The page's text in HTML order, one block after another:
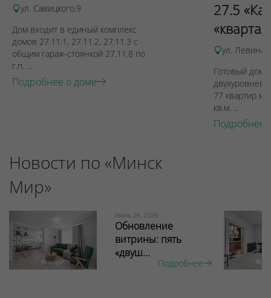
ул. Савицкого,9
Дом входит в единый комплекс
домов 27.11.1, 27.11.2, 27.11.3 с
общим гараж-стоянкой 27.11.8 по
г.п. ...
Подробнее о доме
27.5
ул. Левина,
Готовый дом
77 квартир
кв.м. ...
Подробнее
Новости по «Минск
Мир»
Июнь 26, 2026
Обновление
витрины: пять
«двуш...
Подробнее